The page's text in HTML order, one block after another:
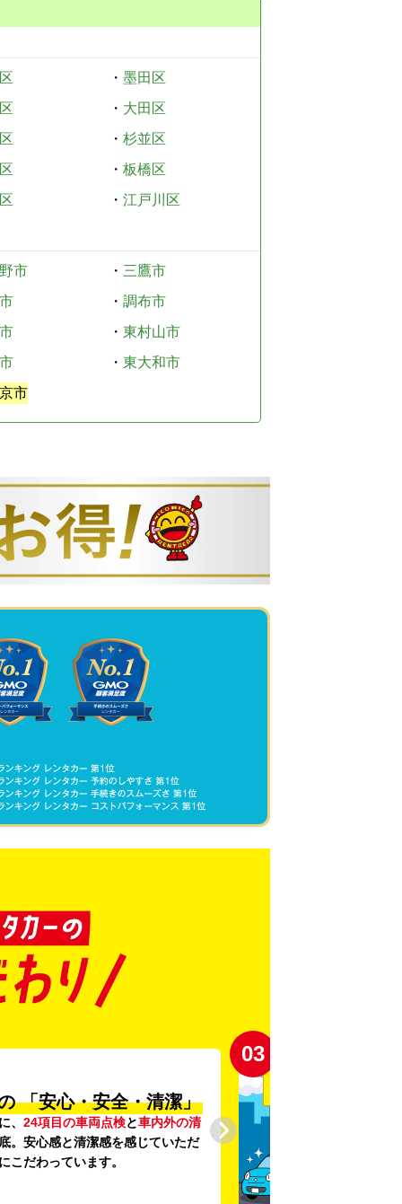
・ 墨田区
・ 大田区
・ 杉並区
・ 板橋区
・ 江戸川区
市 ・ 三鷹市
・ 調布市
・ 東村山市
・ 東大和市
市
「安心・安全・清潔」
、 24項目の車両点検と車内外の清
。安心感と清潔感を感じていただ
こだわっています。
03